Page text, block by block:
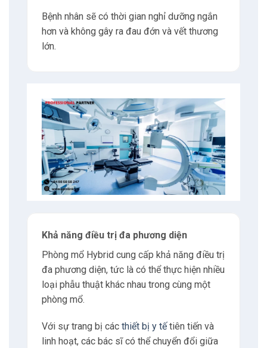
6.1 Nguyễn Xuân Hoàng
7.1 Địa chỉ
7.2 Giờ làm việc
7.3 E-mail
Tư vấn
Bệnh nhân sẽ có thời gian nghỉ dưỡng ngắn
hơn và không gây ra đau đớn và vết thương
lớn.
Khả năng điều trị đa phương diện
Phòng mổ Hybrid cung cấp khả năng điều trị
đa phương diện, tức là có thể thực hiện nhiều
loại phẫu thuật khác nhau trong cùng một
phòng mổ.
Với sự trang bị các thiết bị y tếtiên tiến và
linh hoạt, các bác sĩ có thể chuyển đổi giữa